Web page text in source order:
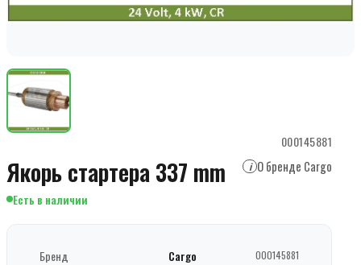
000145881
Якорь стартера 337 mm i О бренде Cargo
Есть в наличии
Бренд Cargo 000145881